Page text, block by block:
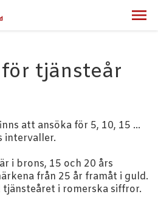
tjänsteår
att ansöka för 5, 10, 15 ...
intervaller.
i brons, 15 och 20 års
från 25 år framåt i guld.
i romerska siffror.